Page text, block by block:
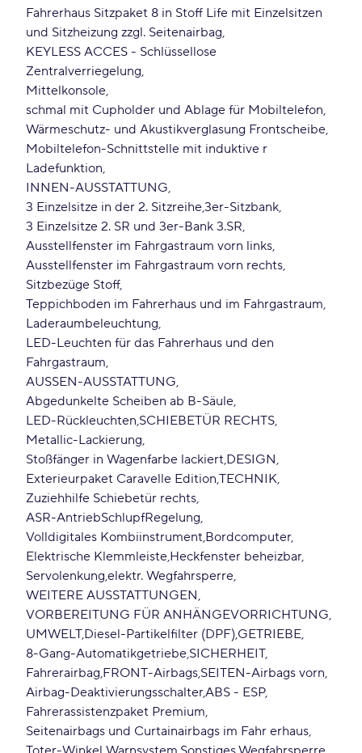
Fahrerhaus Sitzpaket 8 in Stoff Life mit Einzelsitzen
und Sitzheizung zzgl. Seitenairbag
KEYLESS ACCES - Schlüssellose
Zentralverriegelung
Mittelkonsole
schmal mit Cupholder und Ablage für Mobiltelefon
Wärmeschutz- und Akustikverglasung Frontscheibe
Mobiltelefon-Schnittstelle mit induktive r
Ladefunktion
INNEN-AUSSTATTUNG
3 Einzelsitze in der 2. Sitzreihe3er-Sitzbank
3 Einzelsitze 2. SR und 3er-Bank 3.SR
Ausstellfenster im Fahrgastraum vorn links
Ausstellfenster im Fahrgastraum vorn rechts
Sitzbezüge Stoff
Teppichboden im Fahrerhaus und im Fahrgastraum
Laderaumbeleuchtung
LED-Leuchten für das Fahrerhaus und den
Fahrgastraum
AUSSEN-AUSSTATTUNG
Abgedunkelte Scheiben ab B-Säule
LED-Rückleuchten SCHIEBETÜR RECHTS
Metallic-Lackierung
Stoßfänger in Wagenfarbe lackiert DESIGN
Exterieurpaket Caravelle Edition TECHNIK
Zuziehhilfe Schiebetür rechts
ASR-AntriebSchlupfRegelung
Volldigitales Kombiinstrument Bordcomputer
Elektrische Klemmleiste Heckfenster beheizbar
Servolenkung elektr. Wegfahrsperre
WEITERE AUSSTATTUNGEN
VORBEREITUNG FÜR ANHÄNGEVORRICHTUNG
UMWELT Diesel-Partikelfilter (DPF) GETRIEBE
8-Gang-Automatikgetriebe SICHERHEIT
Fahrerairbag FRONT-Airbags SEITEN-Airbags vorn
Airbag-DeaktivierungsschalterABS - ESP
Fahrerassistenzpaket Premium
Seitenairbags und Curtainairbags im Fahr erhaus